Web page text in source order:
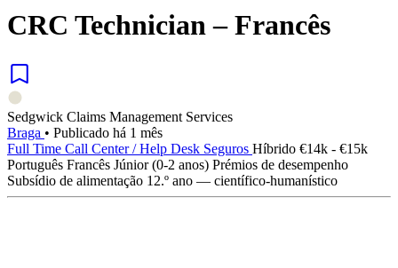
CRC Technician – Francês
Sedgwick Claims Management Services
Braga • Publicado há 1 mês
Full Time Call Center / Help Desk Seguros Híbrido €14k - €15k
Português Francês Júnior (0-2 anos) Prémios de desempenho
Subsídio de alimentação 12.º ano — científico-humanístico